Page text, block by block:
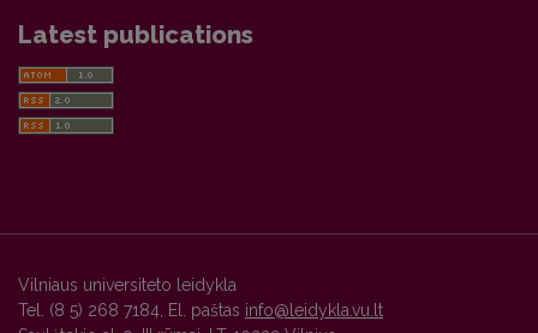
Latest publications
Vilniaus universiteto leidykla
Tel. (8 5) 268 7184, El. paštas info@leidykla.vu.lt